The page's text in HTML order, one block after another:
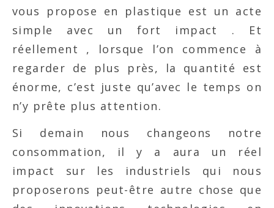
vous propose en plastique est un acte
simple avec un fort impact . Et
réellement , lorsque l’on commence à
regarder de plus près, la quantité est
énorme, c’est juste qu’avec le temps on
n’y prête plus attention.
Si demain nous changeons notre
consommation, il y a aura un réel
impact sur les industriels qui nous
proposerons peut-être autre chose que